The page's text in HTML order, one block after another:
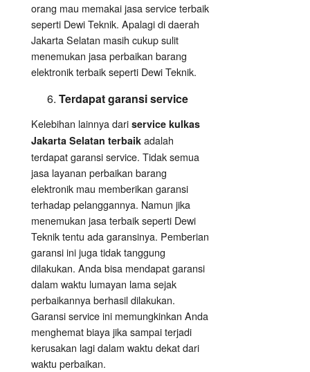
orang mau memakai jasa service terbaik
seperti Dewi Teknik. Apalagi di daerah
Jakarta Selatan masih cukup sulit
menemukan jasa perbaikan barang
elektronik terbaik seperti Dewi Teknik.
Terdapat garansi service
Kelebihan lainnya dari service kulkas
Jakarta Selatan terbaik adalah
terdapat garansi service. Tidak semua
jasa layanan perbaikan barang
elektronik mau memberikan garansi
terhadap pelanggannya. Namun jika
menemukan jasa terbaik seperti Dewi
Teknik tentu ada garansinya. Pemberian
garansi ini juga tidak tanggung
dilakukan. Anda bisa mendapat garansi
dalam waktu lumayan lama sejak
perbaikannya berhasil dilakukan.
Garansi service ini memungkinkan Anda
menghemat biaya jika sampai terjadi
kerusakan lagi dalam waktu dekat dari
waktu perbaikan.